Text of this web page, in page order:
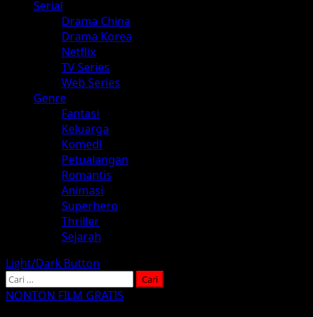
Serial
Drama China
Drama Korea
Netflix
TV Series
Web Series
Genre
Fantasi
Keluarga
Komedi
Petualangan
Romantis
Animasi
Superhero
Thriller
Sejarah
Light/Dark Button
Cari
untuk:
NONTON FILM GRATIS